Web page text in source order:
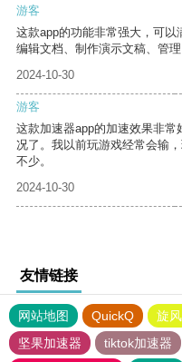
游客
这款app的功能非常强大，可
编辑文档、制作演示文稿、管理
2024-10-30
游客
这款加速器app的加速效果非
况了。我以前玩游戏经常会输
不少。
2024-10-30
友情链接
网站地图 QuickQ 旋
坚果加速器
tiktok加速器